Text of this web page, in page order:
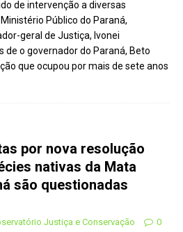
de intervenção a diversas
Público do Paraná,
geral de Justiça, Ivonei
de o governador do Paraná, Beto
que ocupou por mais de sete anos
por nova resolução
nativas da Mata
são questionadas
Justiça e Conservação 0